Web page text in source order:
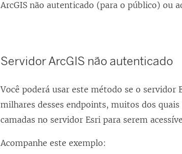
ArcGIS não autenticado (para o público) ou
Servidor ArcGIS não autenticado
Você poderá usar este método se o
milhares desses endpoints, muitos dos
camadas no servidor Esri para serem
Acompanhe este exemplo: